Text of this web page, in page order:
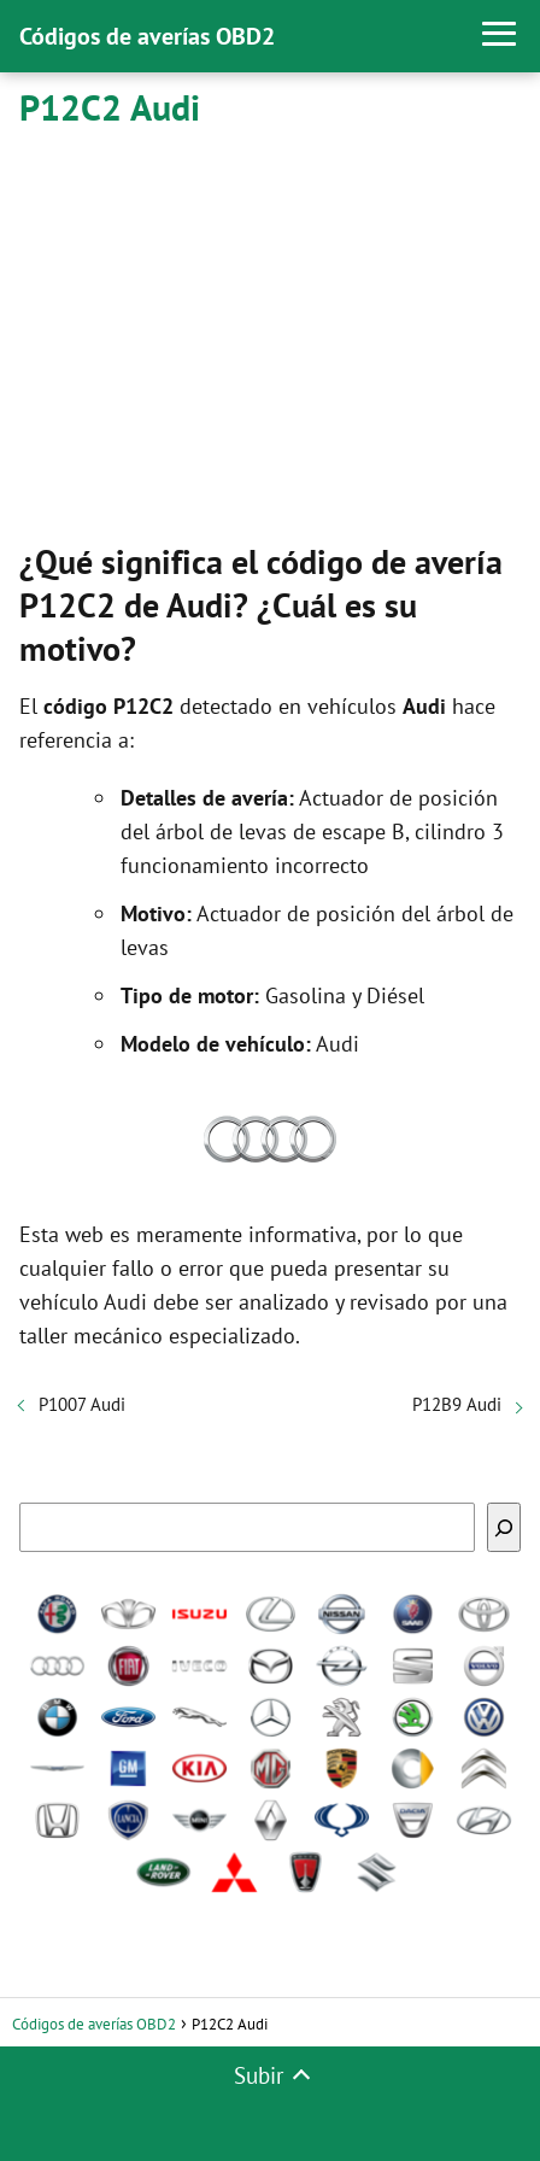
Códigos de averías OBD2
P12C2 Audi
¿Qué significa el código de avería
P12C2 de Audi? ¿Cuál es su
motivo?
El código P12C2 detectado en vehículos Audi hace
referencia a:
Detalles de avería:Actuador de posición
del árbol de levas de escape B, cilindro 3
funcionamiento incorrecto
Motivo:Actuador de posición del árbol de
levas
Tipo de motor: Gasolina y Diésel
Modelo de vehículo:Audi
Esta web es meramente informativa, por lo que
cualquier fallo o error que pueda presentar su
vehículo Audi debe ser analizado y revisado por una
taller mecánico especializado.
P1007 Audi P12B9 Audi
Códigos de averías OBD2 P12C2 Audi
Subir